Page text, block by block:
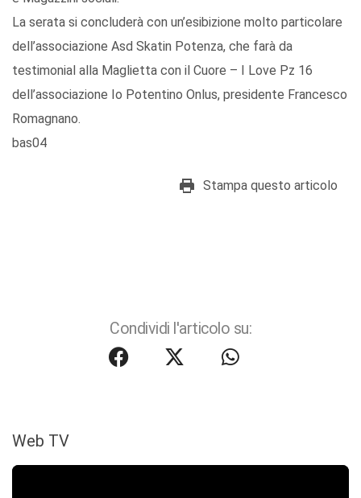
La serata si concluderà con un’esibizione molto particolare
dell’associazione Asd Skatin Potenza, che farà da
testimonial alla Maglietta con il Cuore – I Love Pz 16
dell’associazione Io Potentino Onlus, presidente Francesco
Romagnano.
bas04
Stampa questo articolo
Condividi l'articolo su:
Web TV